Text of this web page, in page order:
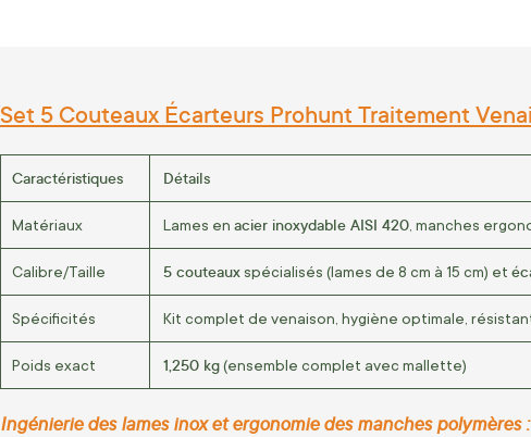
Set 5 Couteaux Écarteurs Prohunt Traitement
Caractéristiques Détails
Matériaux Lames en acier inoxydable AISI 420 , manches
Calibre/Taille 5 couteaux spécialisés (lames de 8 cm à 15 cm) et
Spécificités Kit complet de venaison, hygiène optimale,
Poids exact 1,250 kg(ensemble complet avec mallette)
Ingénierie des lames inox et ergonomie des manches polymères :